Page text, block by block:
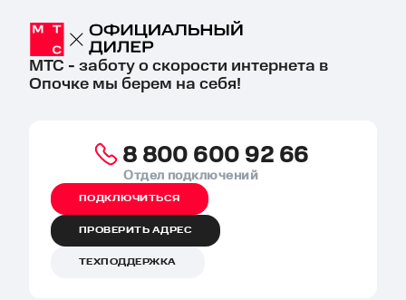
МТС - заботу о скорости интернета в
Опочке мы берем на себя!
8 800 600 92 66
Отдел подключений
ПОДКЛЮЧИТЬСЯ
ПРОВЕРИТЬ АДРЕС
ТЕХПОДДЕРЖКА